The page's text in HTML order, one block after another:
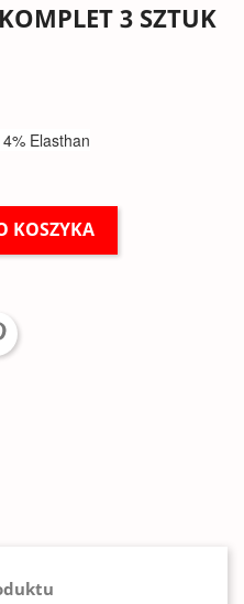
3 SZTUK
Elasthan
KOSZYKA